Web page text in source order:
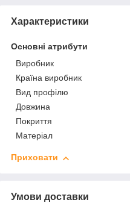
Характеристики
Основні атрибути
Виробник
Країна виробник
Вид профілю
Довжина
Покриття
Матеріал
Приховати
Умови доставки